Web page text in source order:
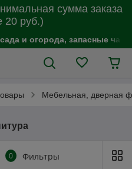
сумма заказа
20 руб.)
и огорода, запасные
Мебельная, дверная
0 Фильтры